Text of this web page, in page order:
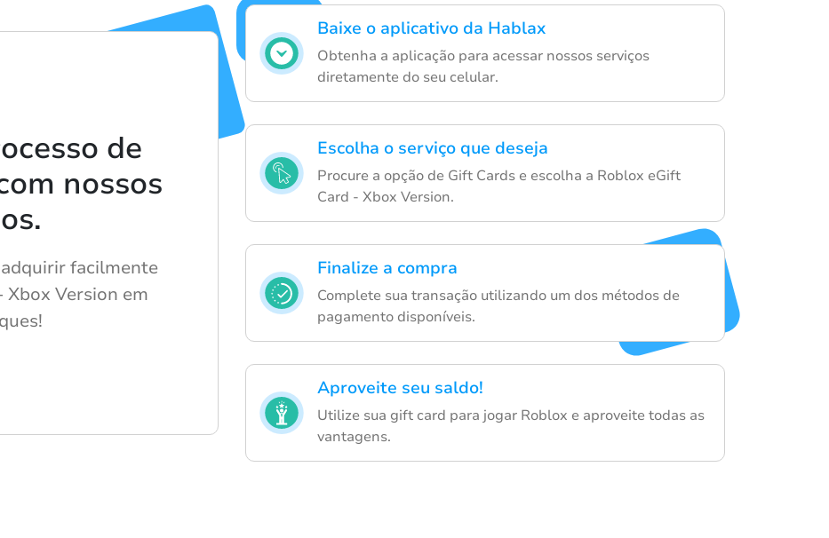
Baixe o aplicativo da Hablax
Obtenha a aplicação para acessar nossos serviços
diretamente do seu celular.
Escolha o serviço que deseja
Procure a opção de Gift Cards e escolha a Roblox eGift
Card - Xbox Version.
Finalize a compra
Complete sua transação utilizando um dos métodos de
pagamento disponíveis.
Aproveite seu saldo!
Utilize sua gift card para jogar Roblox e aproveite todas as
vantagens.
de
nossos
facilmente
Version em